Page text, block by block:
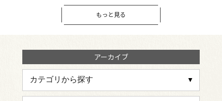
もっと見る
アーカイブ